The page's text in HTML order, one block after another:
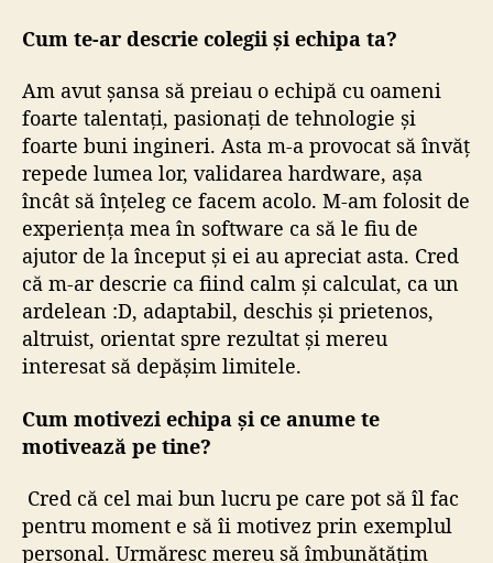
Cum te-ar descrie colegii și echipa ta?
Am avut șansa să preiau o echipă cu oameni
foarte talentați, pasionați de tehnologie și
foarte buni ingineri. Asta m-a provocat să învăț
repede lumea lor, validarea hardware, așa
încât să înțeleg ce facem acolo. M-am folosit de
experiența mea în software ca să le fiu de
ajutor de la început și ei au apreciat asta. Cred
că m-ar descrie ca fiind calm și calculat, ca un
ardelean :D, adaptabil, deschis și prietenos,
altruist, orientat spre rezultat și mereu
interesat să depășim limitele.
Cum motivezi echipa și ce anume te
motivează pe tine?
Cred că cel mai bun lucru pe care pot să îl fac
pentru moment e să îi motivez prin exemplul
personal. Urmăresc mereu să îmbunătățim